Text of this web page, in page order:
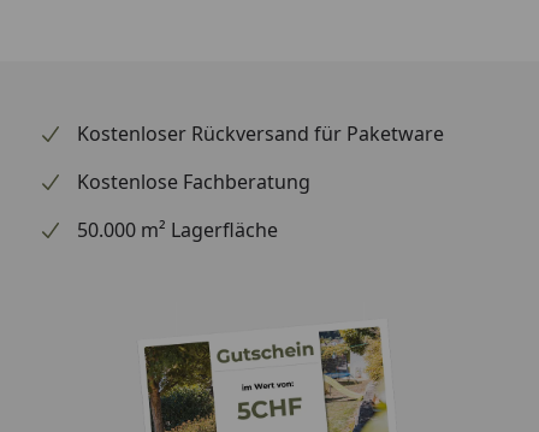
Kostenloser Rückversand für Paketware
Kostenlose Fachberatung
50.000 m² Lagerfläche